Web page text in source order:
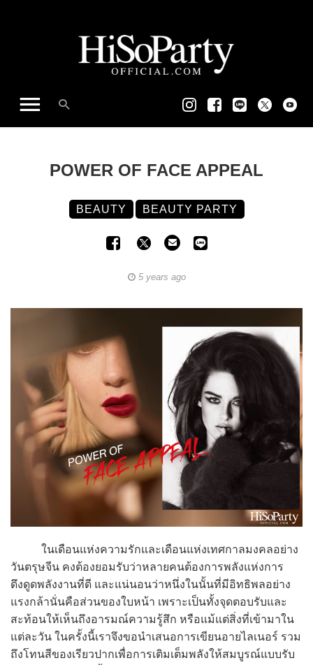
POWER OF FACE APPEAL
BEAUTY BEAUTY PARTY
5 years ago
ในเดือนแห่งความรักและเดือนแห่งเทศกาลมงคลอย่าง
วันตรุษจีน คงต้องยอมรับว่าหลายคนต้องการพลังแห่งการ
ดึงดูดพลังงานที่ดี และแน่นอนว่าหนึ่งในนั้นที่มีอิทธิพลอย่าง
แรงกล้านั่นคือส่วนของใบหน้า เพราะเป็นทั้งจุดตอบรับและ
สะท้อนให้เห็นถึงอารมณ์ความรู้สึก หรือแม้แต่สิ่งที่เข้ามาใน
แต่ละวัน ในครั้งนี้เราจึงขอนำเสนอการเขียนอายไลเนอร์ รวม
ถึงโทนสีของเรียวปากเพื่อการเติมเต็มพลังให้สมบูรณ์แบบรับ